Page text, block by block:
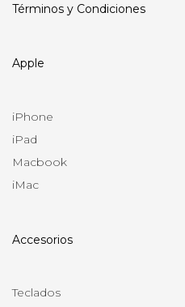
Términos y Condiciones
Apple
iPhone
iPad
Macbook
iMac
Accesorios
Teclados